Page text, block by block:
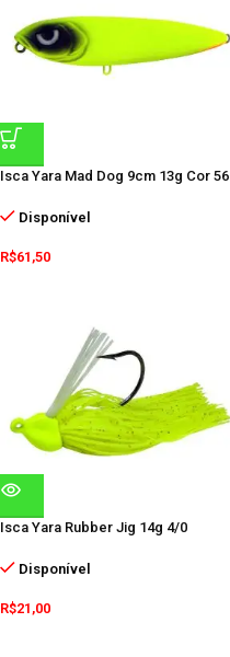
Isca Yara Mad Dog 9cm 13g Cor 56
Disponível
R$61,50
Isca Yara Rubber Jig 14g 4/0
Disponível
R$21,00